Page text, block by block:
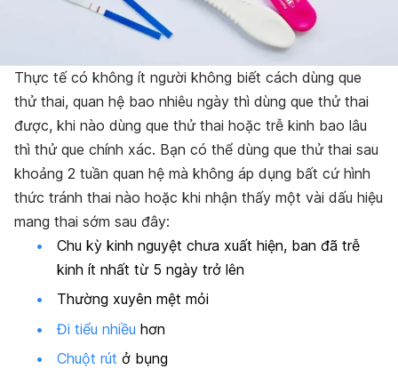
Thực tế có không ít người không biết cách dùng que
thử thai, quan hệ bao nhiêu ngày thì dùng que thử thai
được, khi nào dùng que thử thai hoặc trễ kinh bao lâu
thì thử que chính xác. Bạn có thể dùng que thử thai sau
khoảng 2 tuần quan hệ mà không áp dụng bất cứ hình
thức tránh thai nào hoặc khi nhận thấy một vài dấu hiệu
mang thai sớm sau đây:
Chu kỳ kinh nguyệt chưa xuất hiện, ban đã trễ
kinh ít nhất từ 5 ngày trở lên
Thường xuyên mệt mỏi
Đi tiểu nhiều hơn
Chuột rút ở bụng